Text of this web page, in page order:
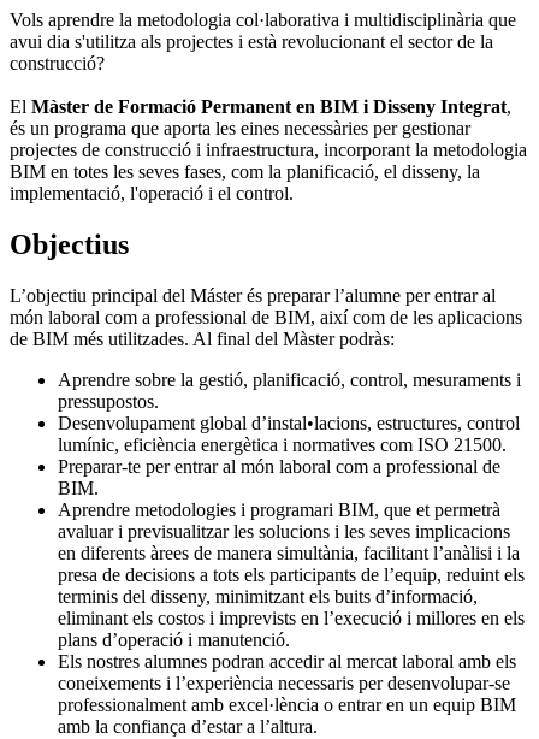
Vols aprendre la metodologia col·laborativa i multidisciplinària que
avui dia s'utilitza als projectes i està revolucionant el sector de la
construcció?
El Màster de Formació Permanent en BIM i Disseny Integrat,
és un programa que aporta les eines necessàries per gestionar
projectes de construcció i infraestructura, incorporant la metodologia
BIM en totes les seves fases, com la planificació, el disseny, la
implementació, l'operació i el control.
Objectius
L’objectiu principal del Máster és preparar l’alumne per entrar al
món laboral com a professional de BIM, així com de les aplicacions
de BIM més utilitzades. Al final del Màster podràs:
Aprendre sobre la gestió, planificació, control, mesuraments i
pressupostos.
Desenvolupament global d’instal•lacions, estructures, control
lumínic, eficiència energètica i normatives com ISO 21500.
Preparar-te per entrar al món laboral com a professional de
BIM.
Aprendre metodologies i programari BIM, que et permetrà
avaluar i previsualitzar les solucions i les seves implicacions
en diferents àrees de manera simultània, facilitant l’anàlisi i la
presa de decisions a tots els participants de l’equip, reduint els
terminis del disseny, minimitzant els buits d’informació,
eliminant els costos i imprevists en l’execució i millores en els
plans d’operació i manutenció.
Els nostres alumnes podran accedir al mercat laboral amb els
coneixements i l’experiència necessaris per desenvolupar-se
professionalment amb excel·lència o entrar en un equip BIM
amb la confiança d’estar a l’altura.